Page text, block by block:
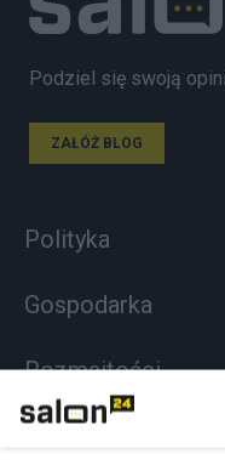
Podziel się swoją
ZAŁÓŻ BLOG
Polityka
Gospodarka
Rozmaitości